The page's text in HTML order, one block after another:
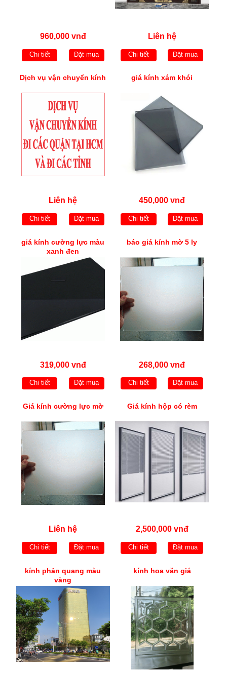
960,000 vnđ
Chi tiết Đặt mua
Liên hệ
Chi tiết Đặt mua
Dịch vụ vận chuyển kính
Liên hệ
Chi tiết Đặt mua
giá kính xám khói
450,000 vnđ
Chi tiết Đặt mua
giá kính cường lực màu
xanh đen
319,000 vnđ
Chi tiết Đặt mua
báo giá kính mờ 5 ly
268,000 vnđ
Chi tiết Đặt mua
Giá kính cường lực mờ
Liên hệ
Chi tiết Đặt mua
Giá kính hộp có rèm
2,500,000 vnđ
Chi tiết Đặt mua
kính phản quang màu
vàng
kính hoa văn giá